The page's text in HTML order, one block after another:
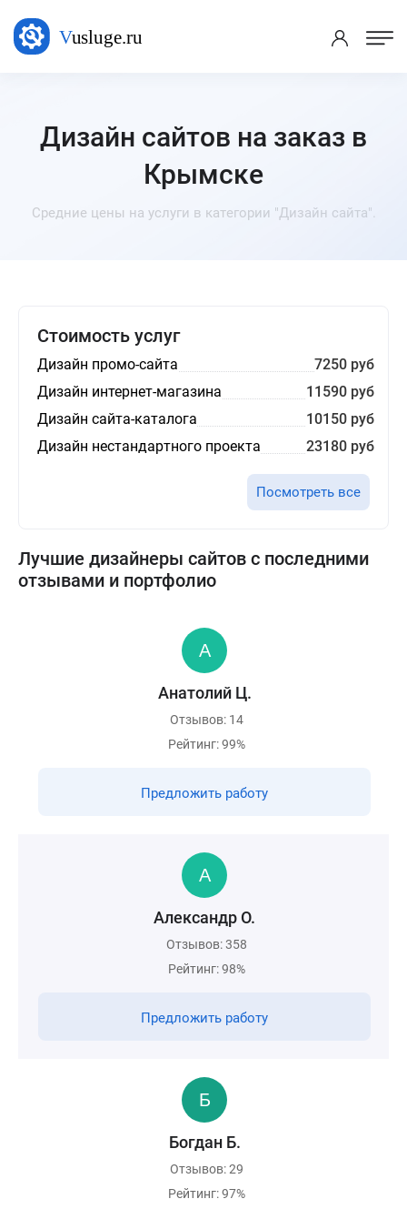
Дизайн сайтов на заказ в
Крымске
Средние цены на услуги в категории "Дизайн сайта".
Стоимость услуг
Дизайн промо-сайта
7250 руб
Дизайн интернет-магазина
11590 руб
Дизайн сайта-каталога
10150 руб
Дизайн нестандартного проекта
23180 руб
Посмотреть все
Лучшие дизайнеры сайтов с последними
отзывами и портфолио
Анатолий Ц.
Отзывов: 14
Рейтинг: 99%
Предложить работу
Александр О.
Отзывов: 358
Рейтинг: 98%
Предложить работу
Богдан Б.
Отзывов: 29
Рейтинг: 97%